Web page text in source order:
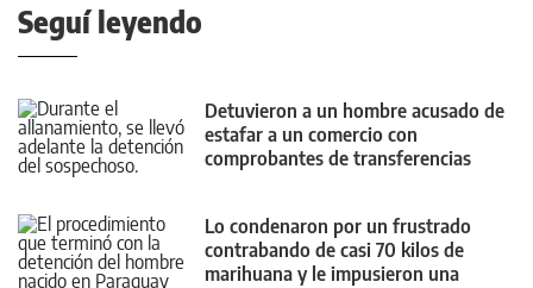
Seguí leyendo
Detuvieron a un hombre acusado de
estafar a un comercio con
comprobantes de transferencias
Lo condenaron por un frustrado
contrabando de casi 70 kilos de
marihuana y le impusieron una